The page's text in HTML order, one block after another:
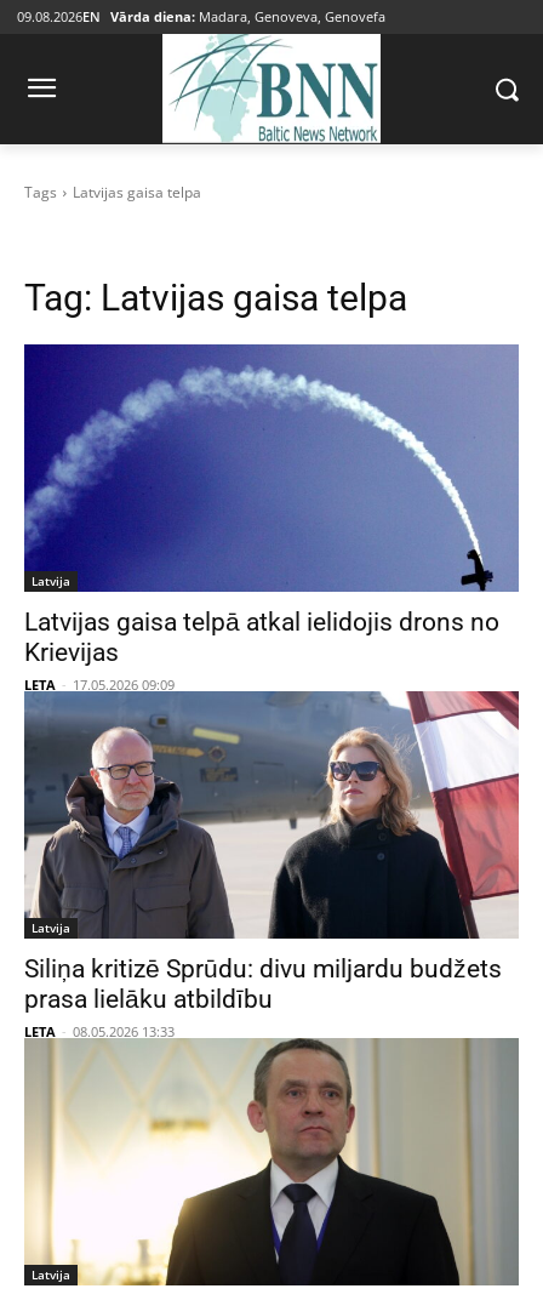
09.08.2026EN Vārda diena: Madara, Genoveva, Genovefa
Tags Latvijas gaisa telpa
Tag: Latvijas gaisa telpa
Latvija
Latvijas gaisa telpā atkal ielidojis drons no
Krievijas
LETA - 17.05.2026 09:09
Latvija
Siliņa kritizē Sprūdu: divu miljardu budžets
prasa lielāku atbildību
LETA - 08.05.2026 13:33
Latvija